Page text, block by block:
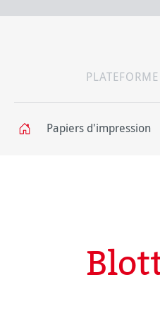
Papiers d'impression